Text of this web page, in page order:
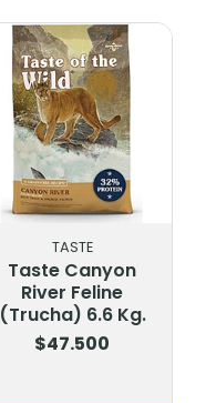
TASTE
Taste Canyon
River Feline
(Trucha) 6.6 Kg.
$47.500